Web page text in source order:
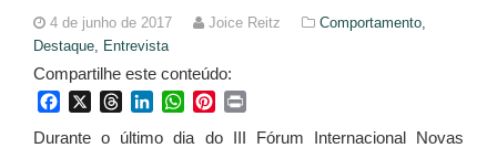
4 de junho de 2017 Joice Reitz
Comportamento,
Destaque,
Entrevista
Compartilhe este conteúdo:
FacebookThreadsLinkedInWhatsApp
Pinterest
Durante o último dia do III Fórum Internacional Novas